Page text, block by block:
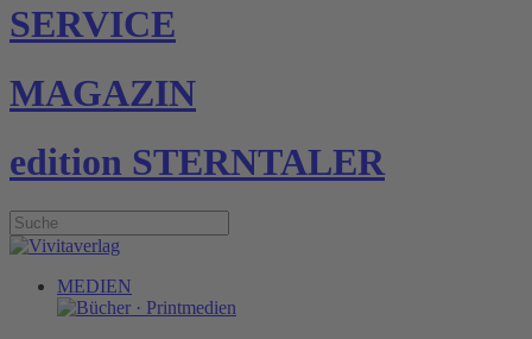
SERVICE
MAGAZIN
edition STERNTALER
MEDIEN